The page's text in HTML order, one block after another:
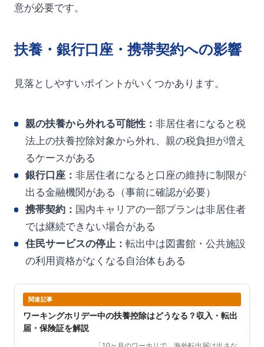
意が必要です。
扶養・銀行口座・携帯契約への影響
見落としやすいポイントがいくつかあります。
親の扶養から外れる可能性： 非居住者になると税
法上の扶養控除対象から外れ、親の税負担が増え
るケースがある
銀行口座： 非居住者になると口座の維持に制限が
出る金融機関がある（事前に確認が必要）
携帯契約： 国内キャリアの一部プランは非居住者
では継続できない場合がある
住民サービスの停止： 転出中は図書館・公共施設
の利用資格がなくなる自治体もある
関連記事
ワーキングホリデー中の扶養控除はどうなる？収入・転出
届・保険証を解説